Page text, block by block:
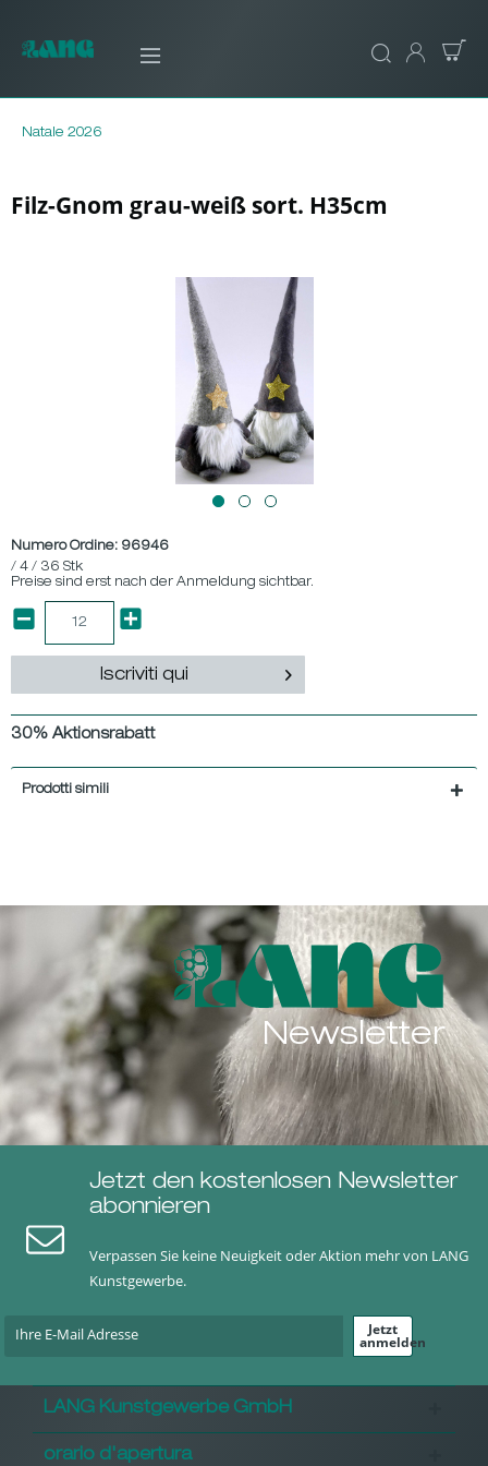
Natale 2026
Filz-Gnom grau-weiß sort. H35cm
Numero Ordine: 96946
/ 4 / 36 Stk
Preise sind erst nach der Anmeldung sichtbar.
Iscriviti qui
30% Aktionsrabatt
Prodotti simili
Newsletter
Jetzt den kostenlosen Newsletter
abonnieren
Verpassen Sie keine Neuigkeit oder Aktion mehr von LANG
Kunstgewerbe.
Jetzt
anmelden
LANG Kunstgewerbe GmbH
orario d'apertura